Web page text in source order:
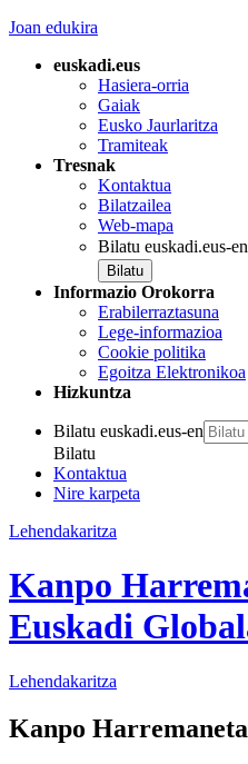
Joan edukira
euskadi.eus
Hasiera-orria
Gaiak
Eusko Jaurlaritza
Tramiteak
Tresnak
Kontaktua
Bilatzailea
Web-mapa
Bilatu euskadi.eus-en
Informazio Orokorra
Erabilerraztasuna
Lege-informazioa
Cookie politika
Egoitza Elektronikoa
Hizkuntza
Bilatu euskadi.eus-en
Bilatu
Kontaktua
Nire karpeta
Lehendakaritza
Kanpo
Euskadi
Lehendakaritza
Kanpo